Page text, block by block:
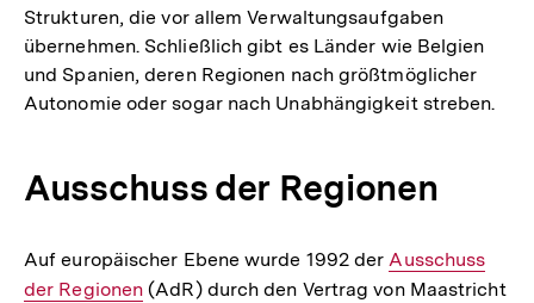
Strukturen, die vor allem Verwaltungsaufgaben
übernehmen. Schließlich gibt es Länder wie Belgien
und Spanien, deren Regionen nach größtmöglicher
Autonomie oder sogar nach Unabhängigkeit streben.
Ausschuss der Regionen
Auf europäischer Ebene wurde 1992 derInterner
Link:
Ausschuss
der Regionen (AdR) durch den Vertrag von Maastricht